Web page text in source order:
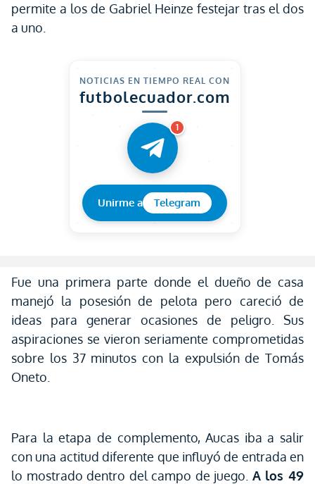
permite a los de Gabriel Heinze festejar tras el dos
a uno.
NOTICIAS EN TIEMPO REAL CON
futbolecuador.com
1
Unirme a Telegram
Fue una primera parte donde el dueño de casa
manejó la posesión de pelota pero careció de
ideas para generar ocasiones de peligro. Sus
aspiraciones se vieron seriamente comprometidas
sobre los 37 minutos con la expulsión de Tomás
Oneto.
Para la etapa de complemento, Aucas iba a salir
con una actitud diferente que influyó de entrada en
lo mostrado dentro del campo de juego. A los 49